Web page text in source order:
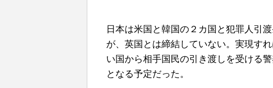
日本は米国と韓国の２カ国と犯罪人引
が、英国とは締結していない。実現す
い国から相手国民の引き渡しを受ける
となる予定だった。